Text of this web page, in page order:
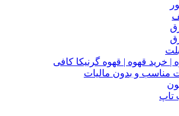
| خرید قهوه | قهوه گرنیکا کافی
مناسب و بدون مالیات
تاپ